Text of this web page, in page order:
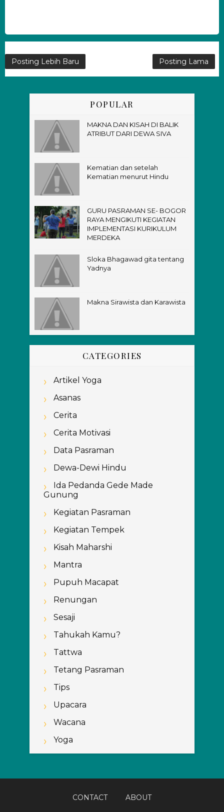
Posting Lebih Baru Posting Lama
POPULAR
MAKNA DAN KISAH DI BALIK
ATRIBUT DARI DEWA SIVA
Kematian dan setelah
Kematian menurut Hindu
GURU PASRAMAN SE- BOGOR
RAYA MENGIKUTI KEGIATAN
IMPLEMENTASI KURIKULUM
MERDEKA
Sloka Bhagawad gita tentang
Yadnya
Makna Sirawista dan Karawista
CATEGORIES
Artikel Yoga
Asanas
Cerita
Cerita Motivasi
Data Pasraman
Dewa-Dewi Hindu
Ida Pedanda Gede Made
Gunung
Kegiatan Pasraman
Kegiatan Tempek
Kisah Maharshi
Mantra
Pupuh Macapat
Renungan
Sesaji
Tahukah Kamu?
Tattwa
Tetang Pasraman
Tips
Upacara
Wacana
Yoga
CONTACT ABOUT